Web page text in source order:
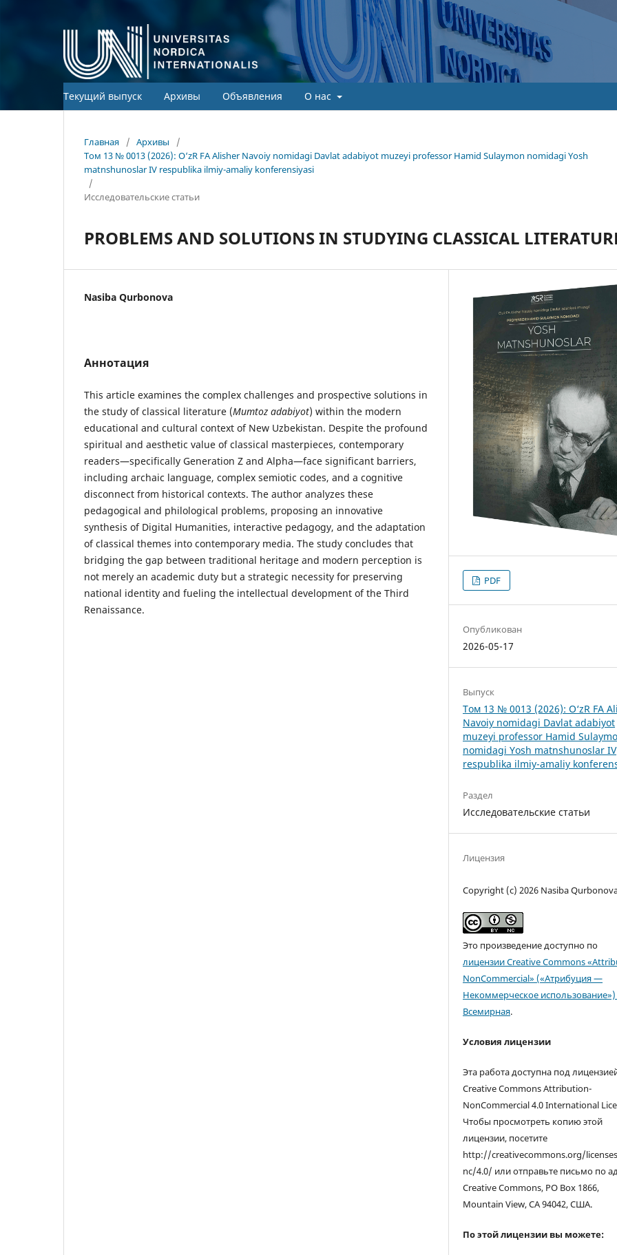
Текущий выпуск Архивы Объявления О нас
Главная / Архивы
/
Том 13 № 0013 (2026): O‘zR FA Alisher Navoiy nomidagi Davlat adabiyot muzeyi professor Hamid Sulaymon nomidagi Yosh
matnshunoslar IV respublika ilmiy-amaliy konferensiyasi
/
Исследовательские статьи
PROBLEMS AND SOLUTIONS IN STUDYING CLASSICAL
Nasiba Qurbonova
Аннотация
This article examines the complex challenges and prospective solutions in
the study of classical literature (Mumtoz adabiyot) within the modern
educational and cultural context of New Uzbekistan. Despite the profound
spiritual and aesthetic value of classical masterpieces, contemporary
readers—specifically Generation Z and Alpha—face significant barriers,
including archaic language, complex semiotic codes, and a cognitive
disconnect from historical contexts. The author analyzes these
pedagogical and philological problems, proposing an innovative
synthesis of Digital Humanities, interactive pedagogy, and the adaptation
of classical themes into contemporary media. The study concludes that
bridging the gap between traditional heritage and modern perception is
not merely an academic duty but a strategic necessity for preserving
national identity and fueling the intellectual development of the Third
Renaissance.
PDF
Опубликован
2026-05-17
Выпуск
Том 13 № 0013 (2026): O‘zR FA
Navoiy nomidagi Davlat adabiyot
muzeyi professor Hamid
nomidagi Yosh matnshunoslar IV
respublika ilmiy-amaliy
Раздел
Исследовательские статьи
Лицензия
Copyright (c) 2026 Nasiba
Это произведение доступно по
лицензии Creative Commons
NonCommercial» («Атрибуция —
Некоммерческое использование»)
Всемирная.
Условия лицензии
Эта работа доступна под
Creative Commons Attribution-
NonCommercial 4.0 International
Чтобы просмотреть копию этой
лицензии, посетите
http://creativecommons.org/
nc/4.0/ или отправьте письмо по
Creative Commons, PO Box 1866,
Mountain View, CA 94042, США.
По этой лицензии вы можете: